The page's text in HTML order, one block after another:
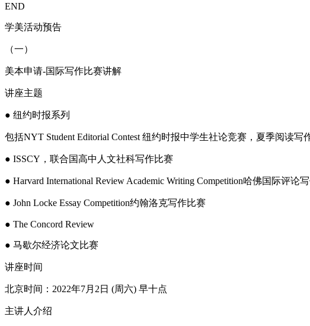
END
学美活动预告
（一）
美本申请-国际写作比赛讲解
讲座主题
● 纽约时报系列
包括NYT Student Editorial Contest 纽约时报中学生社论竞赛，夏季阅读
● ISSCY，联合国高中人文社科写作比赛
● Harvard International Review Academic Writing Competition哈佛国际评论
● John Locke Essay Competition约翰洛克写作比赛
● The Concord Review
● 马歇尔经济论文比赛
讲座时间
北京时间：2022年7月2日 (周六) 早十点
主讲人介绍